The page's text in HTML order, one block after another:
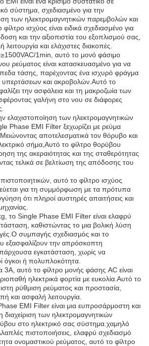
σύστημα, σχεδιασμένο για την
των ηλεκτρομαγνητικών παρεμβολών και
ισχύος είναι ειδικά σχεδιασμένο για
και την αξιοπιστία του εξοπλισμού σας,
και ελάχιστες διακοπές.
1min, αυτό το μονό φάσιμο
ρεύματος είναι κατασκευασμένο για να
τάσης, παρέχοντας ένα ισχυρό φράγμα
υπερτάσεων και ακροβολών.Αυτό το
την ασφάλεια και τη μακροζωία των
γαλήνη στο νου σε διάφορες
ελαχιστοποίηση των ηλεκτρομαγνητικών
Phase EMI Filter ξεχωρίζει με ρεύμα
αποτελεσματικά τον θόρυβο και
σήμα,Αυτό το φίλτρο θορύβου
της ακεραιότητας και της σταθερότητας
τελικά σε βελτίωση της απόδοσης του
αυτό το φίλτρο ισχύος
για τη συμμόρφωση με τα πρότυπα
ότι πληροί αυστηρές απαιτήσεις και
το Single Phase EMI Filter είναι ελαφρύ
καθιστώντας το μια βολική λύση
συμπαγής σχεδιασμός και το
εξασφαλίζουν την απρόσκοπτη
εγκατάσταση, χωρίς να
όγκοι ή πολυπλοκότητα.
3A, αυτό το φίλτρο μονής φάσης AC είναι
ηλεκτρικά φορτία με ευκολία.Αυτό το
ρύθμιση ρεύματος και προστασία,
και ασφαλή λειτουργία.
EMI Filter είναι μια ευπροσάρμοστη και
διαχείριση των ηλεκτρομαγνητικών
στο ηλεκτρικό σας σύστημα.χαμηλό
πιστοποιήσεις, ελαφρύ σχεδιασμό
ονομαστικού ρεύματος, αυτό το φίλτρο